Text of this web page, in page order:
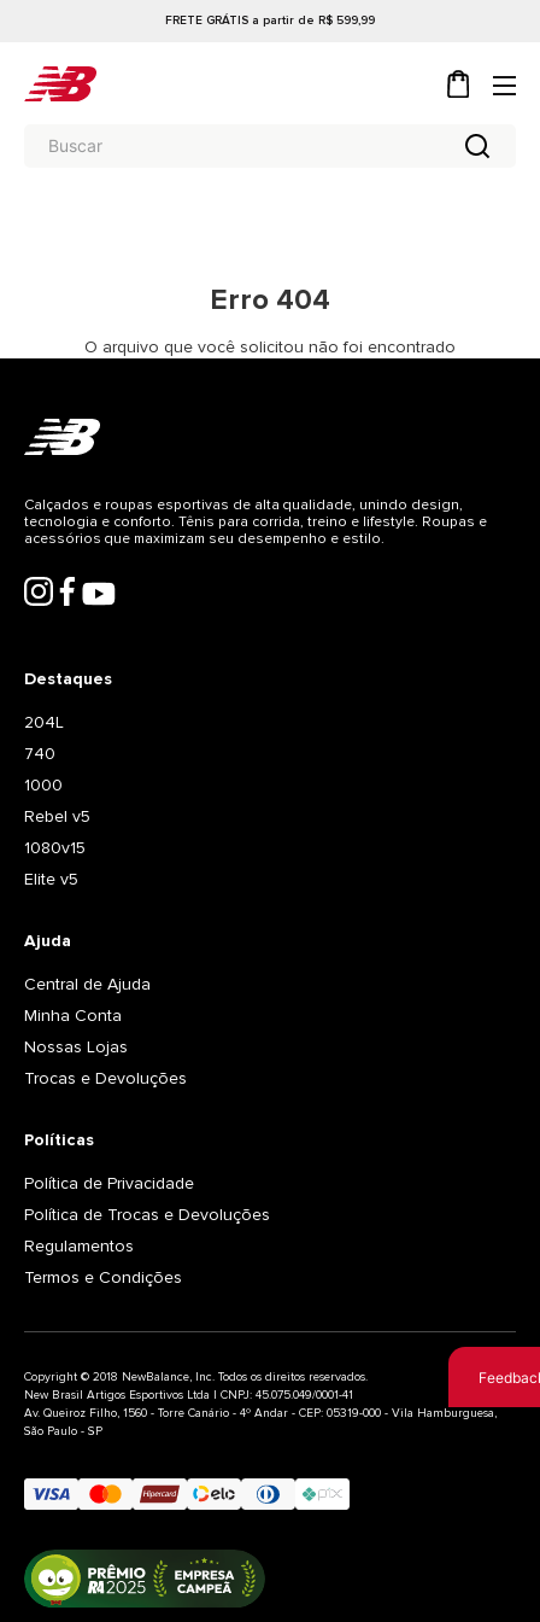
FRETE GRÁTIS a partir de R$ 599,99
Erro 404
O arquivo que você solicitou não foi encontrado
Destaques
204L
740
1000
Rebel v5
1080v15
Elite v5
Ajuda
Central de Ajuda
Minha Conta
Nossas Lojas
Trocas e Devoluções
Políticas
Política de Privacidade
Política de Trocas e Devoluções
Regulamentos
Termos e Condições
Calçados e roupas esportivas de alta qualidade, unindo design,
tecnologia e conforto. Tênis para corrida, treino e lifestyle. Roupas e
acessórios que maximizam seu desempenho e estilo.
Copyright © 2018 NewBalance, Inc. Todos os direitos reservados.
New Brasil Artigos Esportivos Ltda | CNPJ: 45.075.049/0001-41
Av. Queiroz Filho, 1560 - Torre Canário - 4º Andar - CEP: 05319-000 - Vila Hamburguesa,
São Paulo - SP